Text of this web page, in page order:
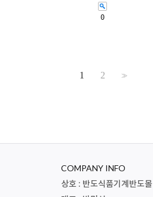
0
1 2 >>
COMPANY INFO
상호 : 반도식품기계반도몰